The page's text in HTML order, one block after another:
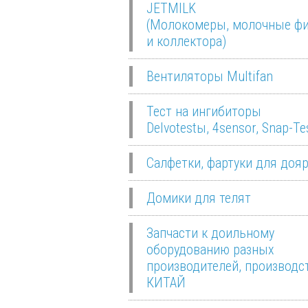
JETMILK
(Молокомеры, молочные
и коллектора)
Вентиляторы Multifan
Тест на ингибиторы
Delvotestы, 4sensor, Snap-
Салфетки, фартуки для
Домики для телят
Запчасти к доильному
оборудованию разных
производителей,
КИТАЙ